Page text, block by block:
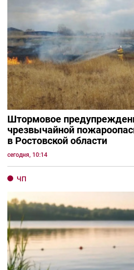
Штормовое
чрезвычайной
в Ростовской области
сегодня, 10:14
ЧП